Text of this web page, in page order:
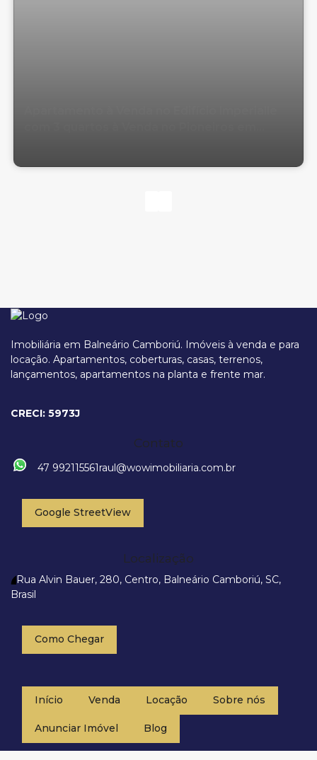
Imobiliária em Balneário Camboriú. Imóveis à venda e para
locação. Apartamentos, coberturas, casas, terrenos,
lançamentos, apartamentos na planta e frente mar.
CRECI: 5973J
Contato
47 992115561raul@wowimobiliaria.com.br
Google StreetView
Localização
Rua Alvin Bauer, 280, Centro, Balneário Camboriú, SC,
Brasil
Como Chegar
Início Venda Locação Sobre nós
Anunciar Imóvel Blog